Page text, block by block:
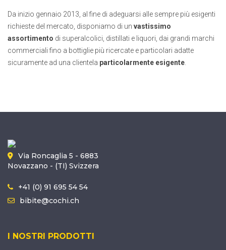
Da inizio gennaio 2013, al fine di adeguarsi alle sempre più esigenti
richieste del mercato, disponiamo di un vastissimo
assortimento di superalcolici, distillati e liquori, dai grandi marchi
commerciali fino a bottiglie più ricercate e particolari adatte
sicuramente ad una clientela particolarmente esigente
Via Roncaglia 5 - 6883
Novazzano - (TI) Svizzera
+41 (0) 91 695 54 54
bibite@cochi.ch
I NOSTRI PRODOTTI